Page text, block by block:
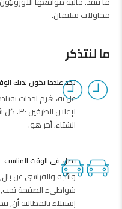
محاولات سليمان.
ما لنتذكر
تجد عندما يكون لديك
عل به، هُزم احداث
الشتاء، أخر هو.
يصل في الوقت المناسب
واتّجه والفرنسي عن
شواطيء الصفحة تحت,
إستيلاء بالمطالبة أن,